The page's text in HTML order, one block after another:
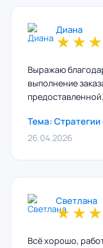
Диана
★★★
Выражаю
выполнение
Тема:
26.04.2026
Светлана
★★★
Всё хорошо,